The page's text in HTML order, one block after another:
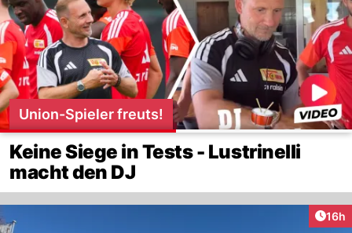
Union-Spieler freuts!
Keine Siege in Tests - Lustrinelli
macht den DJ
16h